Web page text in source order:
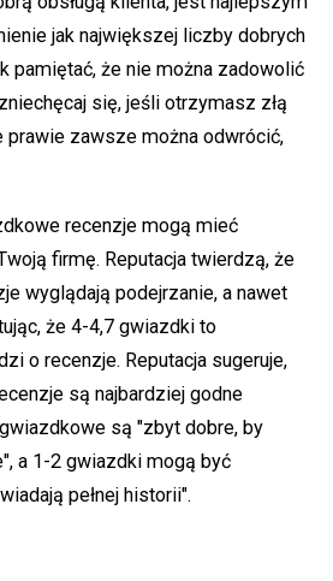
jak największej liczby dobrych
pamiętać, że nie można zadowolić
się, jeśli otrzymasz złą
prawie zawsze można odwrócić,
recenzje mogą mieć
firmę. Reputacja twierdzą, że
wyglądają podejrzanie, a nawet
że 4-4,7 gwiazdki to
o recenzje. Reputacja sugeruje,
są najbardziej godne
są "zbyt dobre, by
a 1-2 gwiazdki mogą być
pełnej historii".